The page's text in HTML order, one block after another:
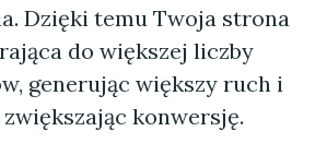
Dzięki temu Twoja strona
do większej liczby
generując większy ruch i
konwersję.